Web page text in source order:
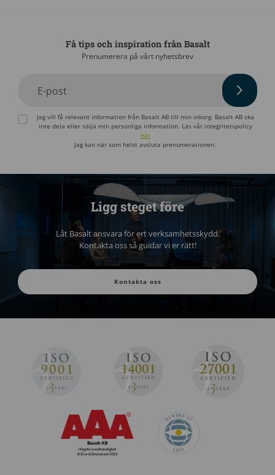
Få tips och inspiration från Basalt
Prenumerera på vårt nyhetsbrev
E-post
Jag vill få relevant information från Basalt AB till min inkorg. Basalt AB ska
inte dela eller sälja min personliga information. Läs vår integritetspolicy
här
Jag kan när som helst avsluta prenumerationen.
Ligg steget före
Låt Basalt ansvara för ert verksamhetsskydd.
Kontakta oss så guidar vi er rätt!
Kontakta oss